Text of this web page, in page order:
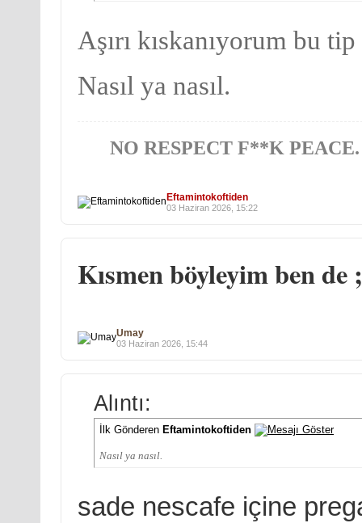
Aşırı kıskanıyorum bu
Nasıl ya nasıl.
NO RESPECT F**K PEACE.
Eftamintokoftiden
03 Haziran 2026, 15:22
Kısmen böyleyim ben de
Umay
03 Haziran 2026, 15:44
Alıntı:
İlk Gönderen Eftamintokoftiden
Nasıl ya nasıl.
sade nescafe içine